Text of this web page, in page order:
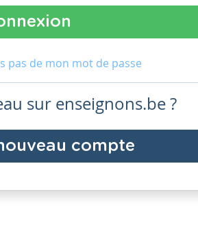
pas de mon mot de passe
sur enseignons.be ?
compte